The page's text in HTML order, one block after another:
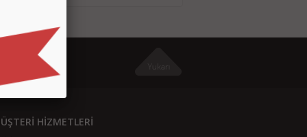
HİZMETLERİ